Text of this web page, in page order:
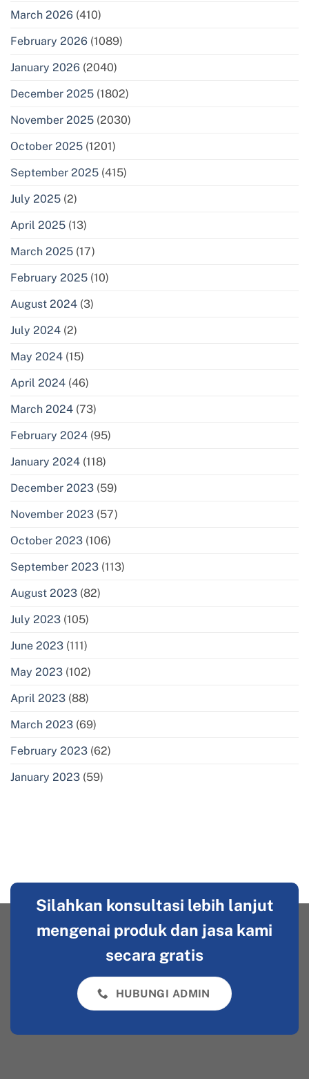
March 2026 (410)
February 2026 (1089)
January 2026 (2040)
December 2025 (1802)
November 2025 (2030)
October 2025 (1201)
September 2025 (415)
July 2025 (2)
April 2025 (13)
March 2025 (17)
February 2025 (10)
August 2024 (3)
July 2024 (2)
May 2024 (15)
April 2024 (46)
March 2024 (73)
February 2024 (95)
January 2024 (118)
December 2023 (59)
November 2023 (57)
October 2023 (106)
September 2023 (113)
August 2023 (82)
July 2023 (105)
June 2023 (111)
May 2023 (102)
April 2023 (88)
March 2023 (69)
February 2023 (62)
January 2023 (59)
Silahkan konsultasi lebih lanjut
mengenai produk dan jasa kami
secara gratis
HUBUNGI ADMIN